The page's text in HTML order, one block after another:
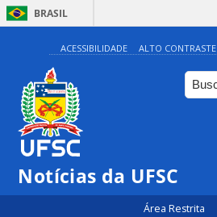
BRASIL
ACESSIBILIDADE ALTO CONTRASTE
Notícias da UFSC
Área Restrita